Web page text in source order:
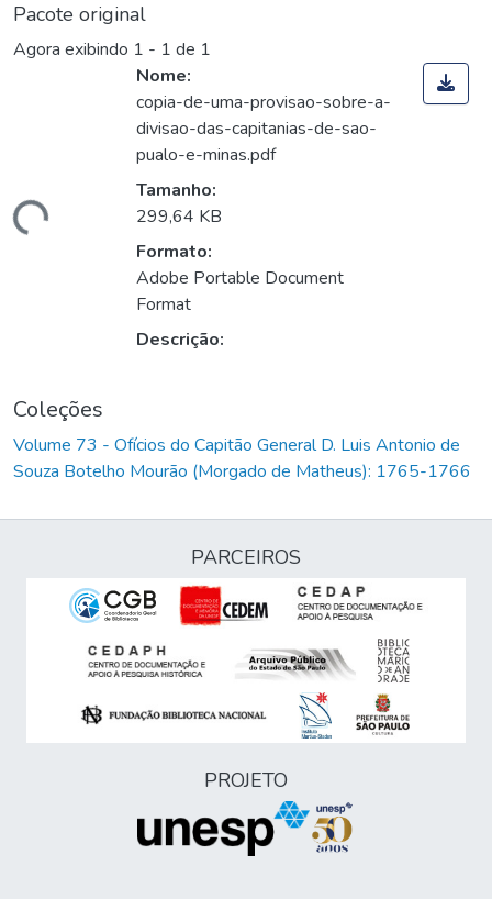
Pacote original
Agora exibindo 1 - 1 de 1
Nome:
copia-de-uma-provisao-sobre-a-
divisao-das-capitanias-de-sao-
pualo-e-minas.pdf
Tamanho:
299,64 KB
Formato:
Adobe Portable Document
Format
Descrição:
Coleções
Volume 73 - Ofícios do Capitão General D. Luis Antonio de
Souza Botelho Mourão (Morgado de Matheus): 1765-1766
PARCEIROS
PROJETO